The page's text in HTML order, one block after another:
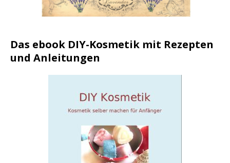
Das ebook DIY-Kosmetik mit Rezepten
und Anleitungen